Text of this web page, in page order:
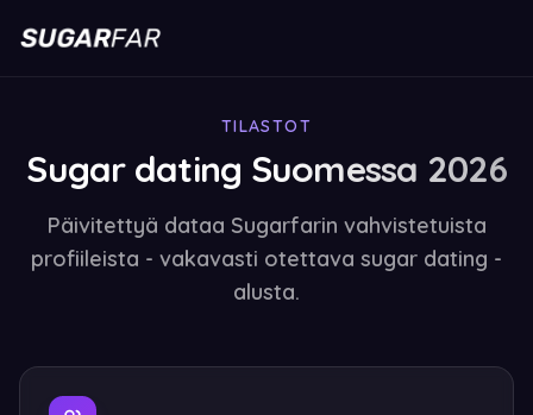
TILASTOT
Sugar dating Suomessa 2026
Päivitettyä dataa Sugarfarin vahvistetuista
profiileista - vakavasti otettava sugar dating -
alusta.